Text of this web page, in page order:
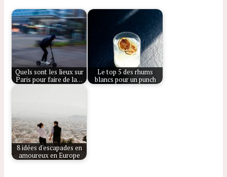
Quels sont les lieux sur
Paris pour faire de la…
Le top 5 des rhums
blancs pour un punch
8 idées d'escapades en
amoureux en Europe